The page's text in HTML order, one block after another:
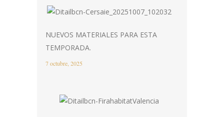
NUEVOS MATERIALES PARA ESTA
TEMPORADA.
7 octubre, 2025